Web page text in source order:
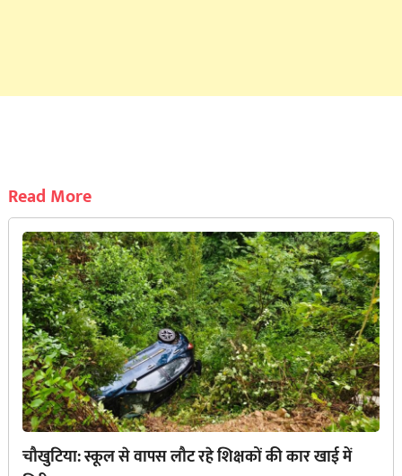
Read More
चौखुटिया: स्कूल से वापस लौट रहे शिक्षकों की कार खाई में